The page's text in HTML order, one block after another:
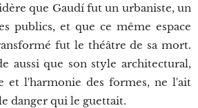
que Gaudí fut un urbaniste, un
publics, et que ce même espace
fut le théâtre de sa mort.
aussi que son style architectural,
et l'harmonie des formes, ne l'ait
danger qui le guettait.